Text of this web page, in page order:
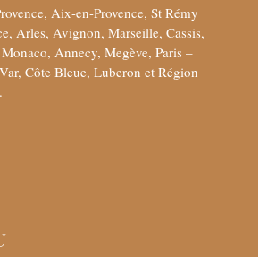
Aix-en-Provence, St Rémy
Arles, Avignon, Marseille, Cassis,
Annecy, Megève, Paris –
Côte Bleue, Luberon et Région